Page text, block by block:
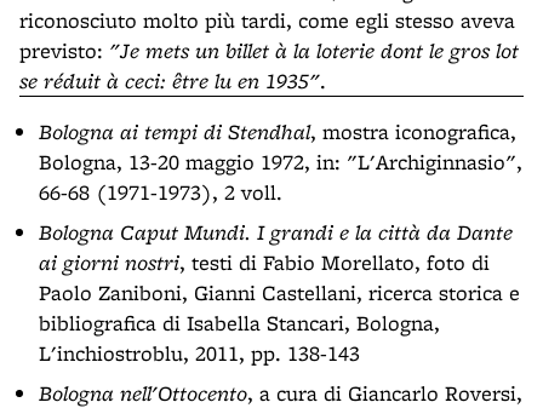
riconosciuto molto più tardi, come egli stesso aveva
previsto: "Je mets un billet à la loterie dont le gros lot
se réduit à ceci: être lu en 1935".
Bologna ai tempi di Stendhal, mostra iconografica,
Bologna, 13-20 maggio 1972, in: "L'Archiginnasio",
66-68 (1971-1973), 2 voll.
Bologna Caput Mundi. I grandi e la città da Dante
ai giorni nostri, testi di Fabio Morellato, foto di
Paolo Zaniboni, Gianni Castellani, ricerca storica e
bibliografica di Isabella Stancari, Bologna,
L'inchiostroblu, 2011, pp. 138-143
Bologna nell'Ottocento, a cura di Giancarlo Roversi,